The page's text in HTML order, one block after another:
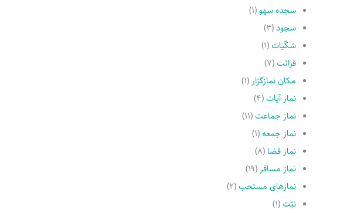
سجده سهو(۱)
سجود(۳)
شکّیات(۱)
قرائت(۷)
مکان نمازگزار (۱)
نماز آیات(۴)
نماز جماعت(۱۱)
نماز جمعه(۱)
نماز قضا(۸)
نماز مسافر (۱۹)
نمازهاى مستحب(۲)
نیّت(۱)